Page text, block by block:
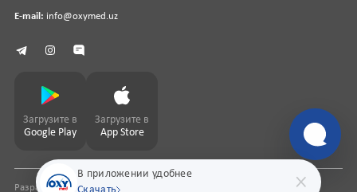
В приложении удобнее
E-mail: info@oxymed.uz
Загрузите в
Google Play
Загрузите в
App Store
Разработка сайтаpharmit.uz